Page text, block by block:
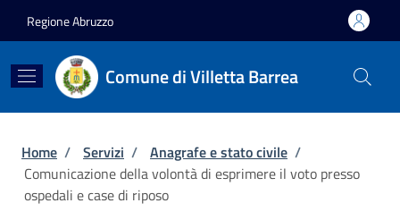
Regione Abruzzo
Comune di Villetta Barrea
Briciole di pane
Home / Servizi / Anagrafe e stato civile /
Comunicazione della volontà di esprimere il voto presso
ospedali e case di riposo